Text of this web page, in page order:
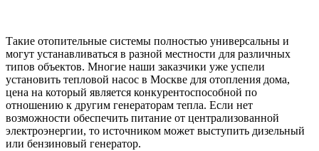
Такие отопительные системы полностью универсальны и
могут устанавливаться в разной местности для различных
типов объектов. Многие наши заказчики уже успели
установить тепловой насос в Москве для отопления дома,
цена на который является конкурентоспособной по
отношению к другим генераторам тепла. Если нет
возможности обеспечить питание от централизованной
электроэнергии, то источником может выступить дизельный
или бензиновый генератор.